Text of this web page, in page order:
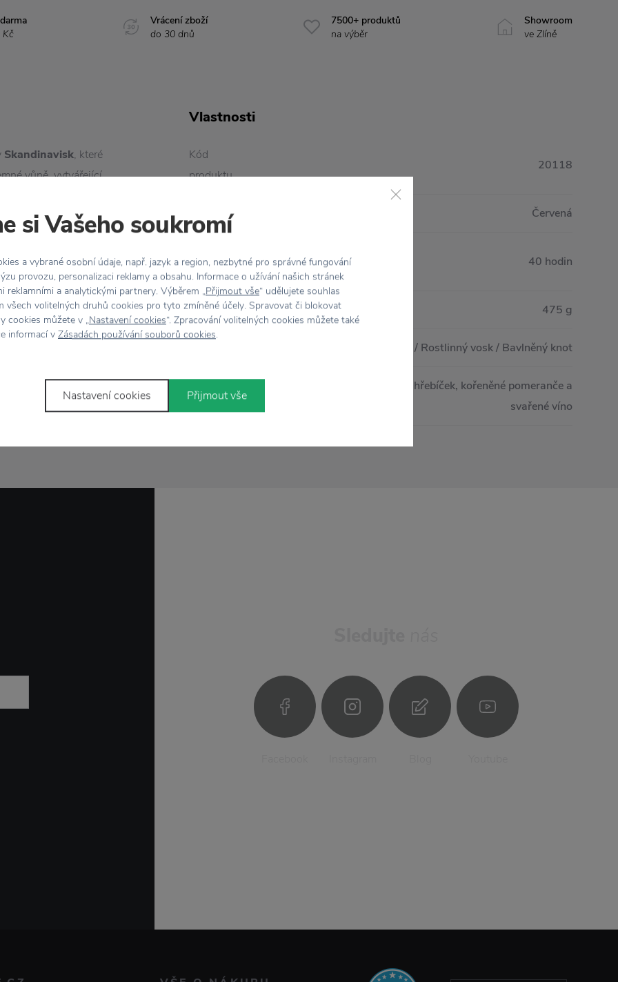
Vrácení zboží
do 30 dnů
7500+ produktů
na výběr
Showroom
ve Zlíně
Skandinavisk, které
vůně, vytvářející
vůní skandinávské zimy,
vína.
skleněnou
na květiny. Svíčka
víčko.
Vlastnosti
Kód
produktu
20118
Červená
hoření
40 hodin
Hmotnost 475 g
Sklo / Dubové dřevo / Rostlinný vosk / Bavlněný knot
Vůně
Pečené perníčky, zimní hřebíček, kořeněné pomeranče a
svařené víno
si Vašeho soukromí
a vybrané osobní údaje, např. jazyk a region, nezbytné pro správné fungování
provozu, personalizaci reklamy a obsahu. Informace o užívání našich stránek
reklamními a analytickými partnery. Výběrem „Přijmout vše“ udělujete souhlas
všech volitelných druhů cookies pro tyto zmíněné účely. Spravovat či blokovat
cookies můžete v „Nastavení cookies“. Zpracování volitelných cookies můžete také
informací v Zásadách používání souborů cookies.
Nastavení cookies Přijmout vše